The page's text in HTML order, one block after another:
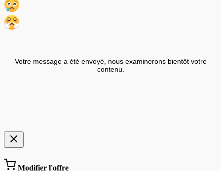
Votre message a été envoyé, nous examinerons bientôt votre
contenu.
Modifier l'offre